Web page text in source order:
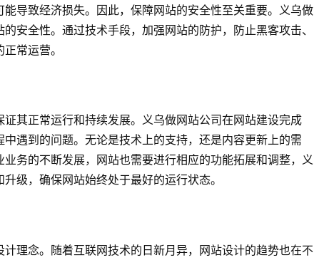
导致经济损失。因此，保障网站的安全性至关重要。义乌做
安全性。通过技术手段，加强网站的防护，防止黑客攻击、
常运营。
其正常运行和持续发展。义乌做网站公司在网站建设完成
遇到的问题。无论是技术上的支持，还是内容更新上的需
务的不断发展，网站也需要进行相应的功能拓展和调整，义
级，确保网站始终处于最好的运行状态。
理念。随着互联网技术的日新月异，网站设计的趋势也在不